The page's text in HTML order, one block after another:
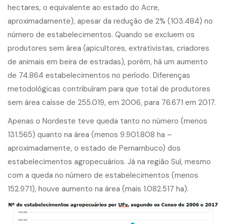
hectares, o equivalente ao estado do Acre,
aproximadamente), apesar da redução de 2% (103.484) no
número de estabelecimentos. Quando se excluem os
produtores sem área (apicultores, extrativistas, criadores
de animais em beira de estradas), porém, há um aumento
de 74.864 estabelecimentos no período. Diferenças
metodológicas contribuíram para que total de produtores
sem área caísse de 255.019, em 2006, para 76.671 em 2017.
Apenas o Nordeste teve queda tanto no número (menos
131.565) quanto na área (menos 9.901.808 ha –
aproximadamente, o estado de Pernambuco) dos
estabelecimentos agropecuários. Já na região Sul, mesmo
com a queda no número de estabelecimentos (menos
152.971), houve aumento na área (mais 1.082.517 ha).